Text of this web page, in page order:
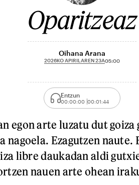
Oparitzeaz
Oihana Arana
2026KO APIRILAREN 23A05:00
Entzun
00:00:00 00:01:44
egon arte luzatu dut goiza
nagoela. Ezagutzen naute.
libre daukadan aldi
nauen arte ohean